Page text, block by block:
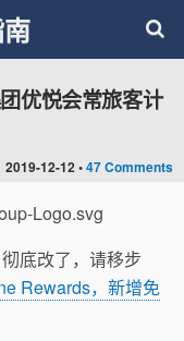
2019-12-12 •47 Comments
优悦会常旅客计
底改了，请移步
Rewards，新增免